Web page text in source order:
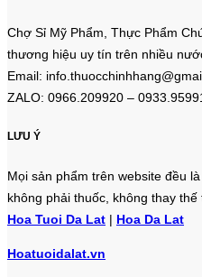
Chợ Sỉ Mỹ Phẩm, Thực Phẩm
thương hiệu uy tín trên nhiều
Email:
ZALO: 0966.209920 –
LƯU Ý
Mọi sản phẩm trên website đều
không phải thuốc, không thay
Hoa Tuoi Da Lat | Hoa Da Lat
Hoatuoidalat.vn